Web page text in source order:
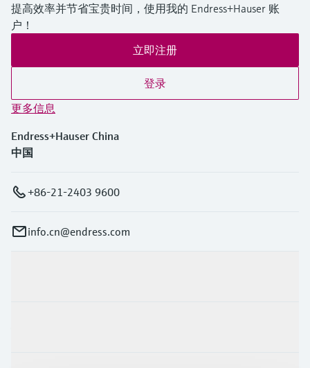
提高效率并节省宝贵时间，使用我的 Endress+Hauser 账
户！
立即注册
登录
更多信息
Endress+Hauser China
中国
+86-21-2403 9600
info.cn@endress.com